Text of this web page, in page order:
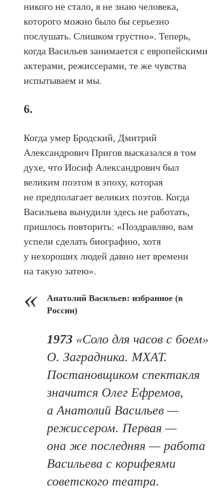
никого не стало, я не знаю человека,
которого можно было бы серьезно
послушать. Слишком грустно». Теперь,
когда Васильев занимается с европейскими
актерами, режиссерами, те же чувства
испытываем и мы.
6.
Когда умер Бродский, Дмитрий
Александрович Пригов высказался в том
духе, что Иосиф Александрович был
великим поэтом в эпоху, которая
не предполагает великих поэтов. Когда
Васильева вынудили здесь не работать,
пришлось повторить: «Поздравляю, вам
успели сделать биографию, хотя
у нехороших людей давно нет времени
на такую затею».
Анатолий Васильев: избранное (в
России)
1973«Соло для часов с боем»
О. Заградника. МХАТ.
Постановщиком спектакля
значится Олег Ефремов,
а Анатолий Васильев —
режиссером. Первая —
она же последняя — работа
Васильева с корифеями
советского театра.